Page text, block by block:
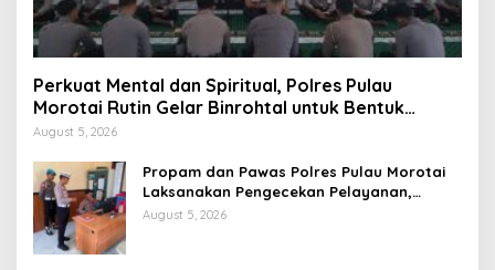
Perkuat Mental dan Spiritual, Polres Pulau
Morotai Rutin Gelar Binrohtal untuk Bentuk
Personel Berintegritas
August 5, 2026
Propam dan Pawas Polres Pulau Morotai
Laksanakan Pengecekan Pelayanan,
Pastikan Masyarakat Mendapat
August 5, 2026